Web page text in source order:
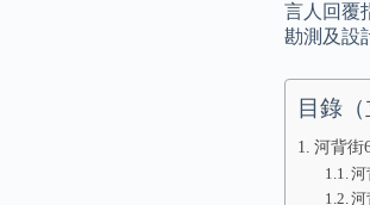
言人回覆
勘測及設
目錄（
河背街
河
河